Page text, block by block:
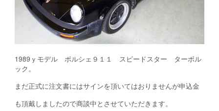
1989ｙモデル ポルシェ９１１ スピードスター ターボル
ック。
まだ正式に注文書にはサインを頂いてはおりませんが申込金
も頂戴しましたので商談中とさせていただきます。